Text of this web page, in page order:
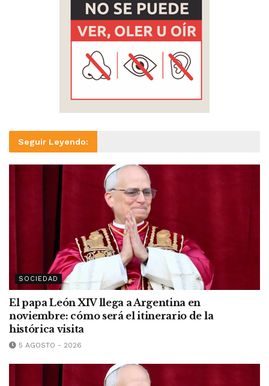
Seguir Leyendo:
SOCIEDAD
El papa León XIV llega a Argentina en
noviembre: cómo será el itinerario de la
histórica visita
5 AGOSTO - 2026